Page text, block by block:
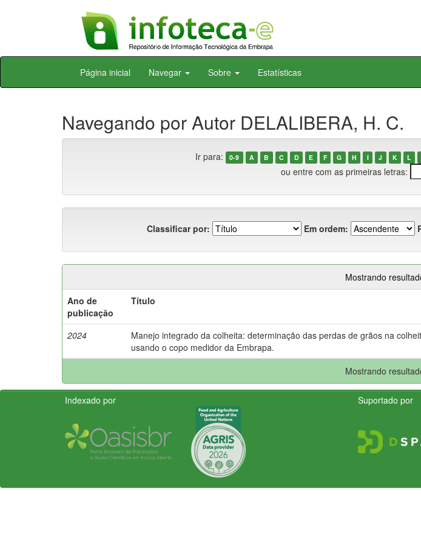
Skip
Página inicial Navegar Sobre Estatísticas
Navegando por Autor DELALIBERA, H. C.
Ir para: 0-9 A B C D E F G H I J K L
ou entre com as primeiras letras:
Classificar por: Em ordem:
Mostrando
Ano de
publicação
Título
2024
Manejo integrado da colheita: determinação das perdas de grãos na
usando o copo medidor da Embrapa.
Mostrando
Indexado por Suportado por